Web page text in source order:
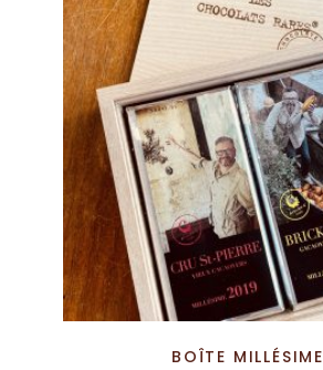
BOÎTE MILLÉSIME